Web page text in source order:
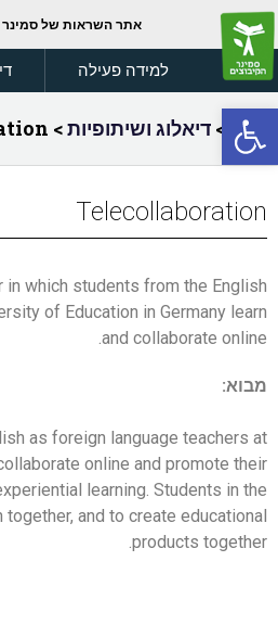
פתח סרגל נגישות
אתר השראות של סמינר
למידה פעילה
בית > דיאלוג ושיתופיות>
Telecollaboration
which students from the English
of Education in Germany learn
and collaborate online.
מבוא:
as foreign language teachers at
online and promote their
learning. Students in the
and to create educational
products together.